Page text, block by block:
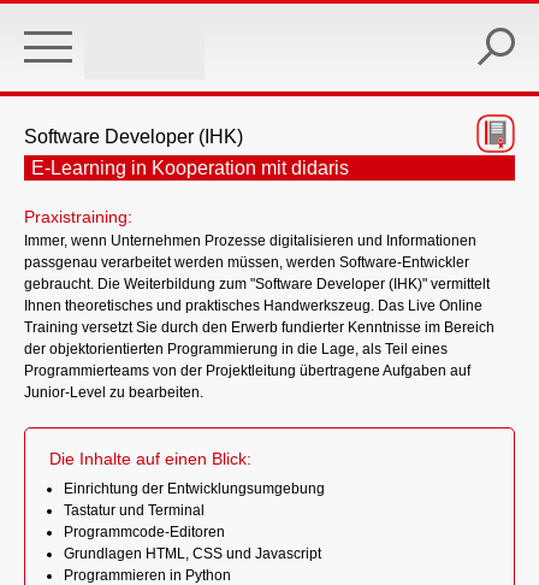
main
Software Developer (IHK)
E-Learning in Kooperation mit didaris
Praxistraining:
Immer, wenn Unternehmen Prozesse digitalisieren und Informationen
passgenau verarbeitet werden müssen, werden Software-Entwickler
gebraucht. Die Weiterbildung zum "Software Developer (IHK)" vermittelt
Ihnen theoretisches und praktisches Handwerkszeug. Das Live Online
Training versetzt Sie durch den Erwerb fundierter Kenntnisse im Bereich
der objektorientierten Programmierung in die Lage, als Teil eines
Programmierteams von der Projektleitung übertragene Aufgaben auf
Junior-Level zu bearbeiten.
Die Inhalte auf einen Blick:
Einrichtung der Entwicklungsumgebung
Tastatur und Terminal
Programmcode-Editoren
Grundlagen HTML, CSS und Javascript
Programmieren in Python